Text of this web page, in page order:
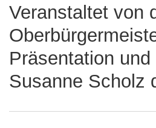
Veranstaltet von
Präsentation
Susanne Scholz